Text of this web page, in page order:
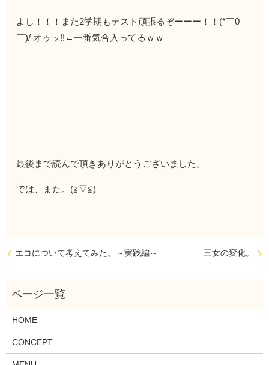
よし！！！また2学期もテスト頑張るぞーーー！！(*￣0
￣)/ オゥッ!!←一番気合入ってるｗｗ
最後まで読んで頂きありがとうございました。
では、また。(≧▽≦)
エコについて考えてみた。～実践編～ 三女の変化。
HOME
CONCEPT